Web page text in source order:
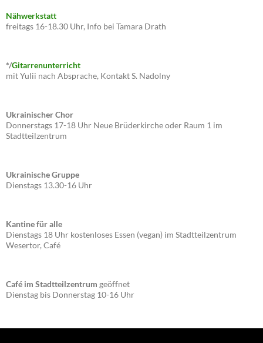
Nähwerkstatt
freitags 16-18.30 Uhr, Info bei Tamara Drath
*/Gitarrenunterricht
mit Yulii nach Absprache, Kontakt S. Nadolny
Ukrainischer Chor
Donnerstags 17-18 Uhr Neue Brüderkirche oder Raum 1 im
Stadtteilzentrum
Ukrainische Gruppe
Dienstags 13.30-16 Uhr
Kantine für alle
Dienstags 18 Uhr kostenloses Essen (vegan) im Stadtteilzentrum
Wesertor, Café
Café im Stadtteilzentrum geöffnet
Dienstag bis Donnerstag 10-16 Uhr